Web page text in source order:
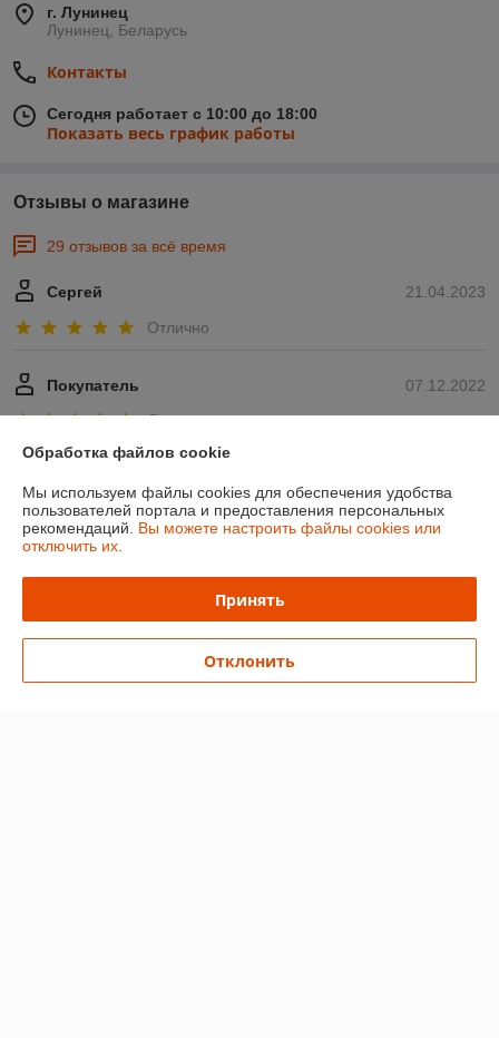
г. Лунинец
Лунинец, Беларусь
Контакты
Сегодня работает с 10:00 до 18:00
Показать весь график работы
Отзывы о магазине
29 отзывов за всё время
21.04.2023
Сергей
Отлично
07.12.2022
Покупатель
Отлично
Показать все отзывы
О нас
Доставка и оплата
Обработка файлов cookie
Мы используем файлы cookies для обеспечения удобства
пользователей портала и предоставления персональных
рекомендаций. Вы можете настроить файлы cookies или
отключить их.
Принять
Отклонить